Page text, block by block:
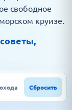
свободное
круизе.
Сбросить